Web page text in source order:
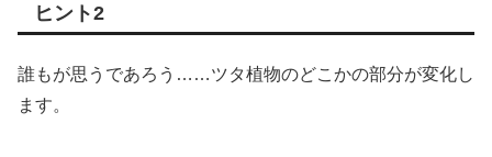
ヒント2
誰もが思うであろう……ツタ植物のどこかの部分が変化し
ます。